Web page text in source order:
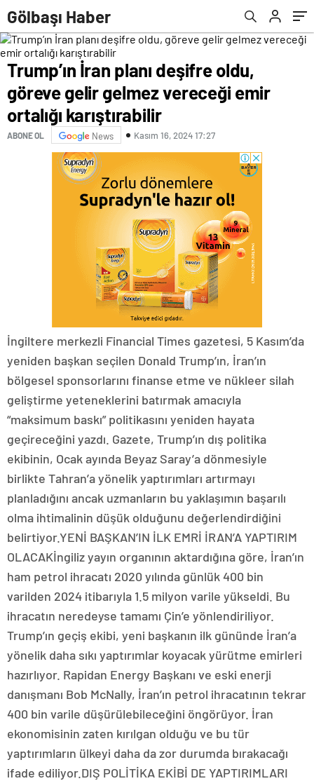
Gölbaşı Haber
Trump’ın İran planı deşifre oldu,
göreve gelir gelmez vereceği emir
ortalığı karıştırabilir
ABONE OL News Kasım 16, 2024 17:27
İngiltere merkezli Financial Times gazetesi, 5 Kasım’da
yeniden başkan seçilen Donald Trump’ın, İran’ın
bölgesel sponsorlarını finanse etme ve nükleer silah
geliştirme yeteneklerini batırmak amacıyla
“maksimum baskı” politikasını yeniden hayata
geçireceğini yazdı. Gazete, Trump’ın dış politika
ekibinin, Ocak ayında Beyaz Saray’a dönmesiyle
birlikte Tahran’a yönelik yaptırımları artırmayı
planladığını ancak uzmanların bu yaklaşımın başarılı
olma ihtimalinin düşük olduğunu değerlendirdiğini
belirtiyor.YENİ BAŞKAN’IN İLK EMRİ İRAN’A YAPTIRIM
OLACAKİngiliz yayın organının aktardığına göre, İran’ın
ham petrol ihracatı 2020 yılında günlük 400 bin
varilden 2024 itibarıyla 1.5 milyon varile yükseldi. Bu
ihracatın neredeyse tamamı Çin’e yönlendiriliyor.
Trump’ın geçiş ekibi, yeni başkanın ilk gününde İran’a
yönelik daha sıkı yaptırımlar koyacak yürütme emirleri
hazırlıyor. Rapidan Energy Başkanı ve eski enerji
danışmanı Bob McNally, İran’ın petrol ihracatının tekrar
400 bin varile düşürülebileceğini öngörüyor. İran
ekonomisinin zaten kırılgan olduğu ve bu tür
yaptırımların ülkeyi daha da zor durumda bırakacağı
ifade ediliyor.DIŞ POLİTİKA EKİBİ DE YAPTIRIMLARI